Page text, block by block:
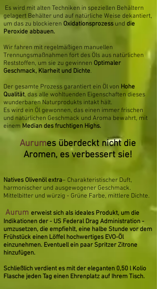
Es wird mit alten Techniken in speziellen Behältern
gelagert Behälter und auf natürliche Weise dekantiert,
um das zu blockieren Oxidationsprozess und die
Peroxide abbauen.
Wir fahren mit regelmäßigen manuellen
Trennungsmaßnahmen fort des Öls aus natürlichen
Reststoffen, um sie zu gewinnen Optimaler
Geschmack, Klarheit und Dichte.
Der gesamte Prozess garantiert ein Öl von Hohe
Qualität, das alle wohltuenden Eigenschaften dieses
wunderbaren Naturprodukts intakt hält.
Es wird ein Öl gewonnen, das einen immer frischen
und natürlichen Geschmack und Aroma bewahrt, mit
einem Median des fruchtigen Highs.
Aurumes überdeckt nicht die
Aromen, es verbessert sie!
Natives Olivenöl extra– Charakteristischer Duft,
harmonischer und ausgewogener Geschmack.
Mittelbitter und würzig - Grüne Farbe, mittlere Dichte.
Aurum erweist sich als ideales Produkt, um die
Indikationen der - US Federal Drag Administration -
umzusetzen, die empfiehlt, eine halbe Stunde vor dem
Frühstück einen Löffel hochwertiges EVO-Öl
einzunehmen. Eventuell ein paar Spritzer Zitrone
hinzufügen.
Schließlich verdient es mit der eleganten 0,50 l Kolio
Flasche jeden Tag einen Ehrenplatz auf Ihrem Tisch.